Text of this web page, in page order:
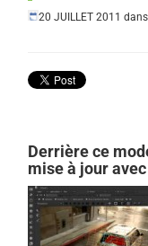
20 JUILLET 2011 dans
Derrière ce
mise à jour